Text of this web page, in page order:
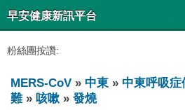
早安健康新訊平台
粉絲團按讚:
MERS-CoV » 中東 » 中東呼吸
難» 咳嗽 » 發燒